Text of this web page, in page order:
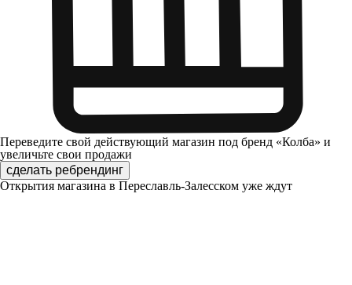
Переведите свой действующий магазин под бренд «Колба» и
увеличьте свои продажи
сделать ребрендинг
Открытия магазина в Переславль-Залесском уже ждут